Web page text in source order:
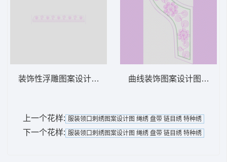
装饰性浮雕图案设计图 绳绣 盘带 链目绣 特曲线装饰图案设计图 绳绣
上一个花样: 服装领口刺绣图案设计图 绳绣 盘带 链目绣 特种绣
下一个花样: 服装领口刺绣图案设计图 绳绣 盘带 链目绣 特种绣